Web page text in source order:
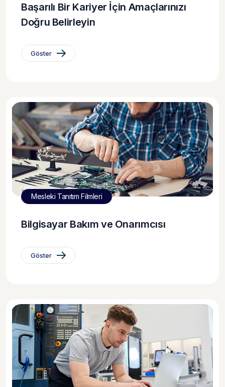
Başarılı Bir Kariyer İçin Amaçlarınızı
Doğru Belirleyin
Göster
Mesleki Tanıtım Filmleri
Bilgisayar Bakım ve Onarımcısı
Göster